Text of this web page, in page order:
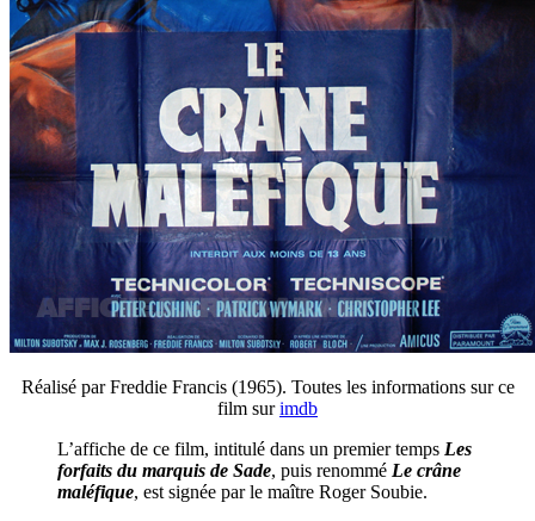
Réalisé par Freddie Francis (1965). Toutes les informations sur ce
film surimdb
L’affiche de ce film, intitulé dans un premier temps Les
forfaits du marquis de Sade, puis renommé Le crâne
maléfique, est signée par le maître Roger Soubie.